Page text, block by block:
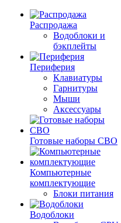
Распродажа
Водоблоки и
бэкплейты
Периферия
Клавиатуры
Гарнитуры
Мыши
Аксессуары
Готовые наборы СВО
Компьютерные
комплектующие
Блоки питания
Водоблоки